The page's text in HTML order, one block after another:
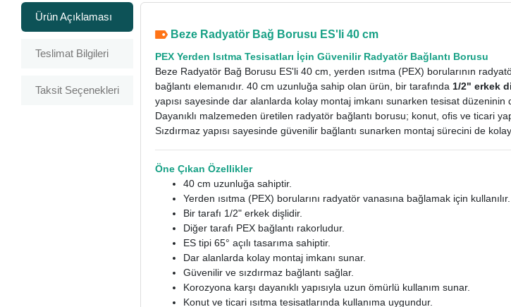
Ürün Açıklaması
Teslimat Bilgileri
Taksit Seçenekleri
Beze Radyatör Bağ Borusu ES'li 40 cm
PEX Yerden Isıtma Tesisatları İçin Güvenilir Radyatör Bağlantı Borusu
Beze Radyatör Bağ Borusu ES'li 40 cm, yerden ısıtma (PEX) borularının
bağlantı elemanıdır. 40 cm uzunluğa sahip olan ürün, bir tarafında 1/2" erkek
yapısı sayesinde dar alanlarda kolay montaj imkanı sunarken tesisat
Dayanıklı malzemeden üretilen radyatör bağlantı borusu; konut, ofis ve ticari
Sızdırmaz yapısı sayesinde güvenilir bağlantı sunarken montaj sürecini de
Öne Çıkan Özellikler
40 cm uzunluğa sahiptir.
Yerden ısıtma (PEX) borularını radyatör vanasına bağlamak için kullanılır.
Bir tarafı 1/2" erkek dişlidir.
Diğer tarafı PEX bağlantı rakorludur.
ES tipi 65° açılı tasarıma sahiptir.
Dar alanlarda kolay montaj imkanı sunar.
Güvenilir ve sızdırmaz bağlantı sağlar.
Korozyona karşı dayanıklı yapısıyla uzun ömürlü kullanım sunar.
Konut ve ticari ısıtma tesisatlarında kullanıma uygundur.